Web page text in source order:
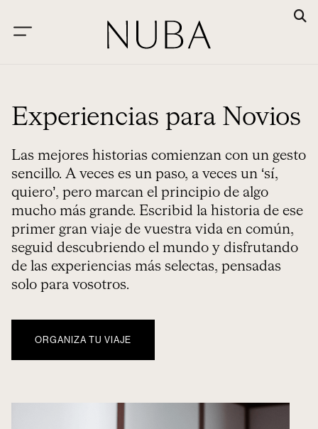
Experiencias para Novios
Las mejores historias comienzan con un gesto
sencillo. A veces es un paso, a veces un ‘sí,
quiero’, pero marcan el principio de algo
mucho más grande. Escribid la historia de ese
primer gran viaje de vuestra vida en común,
seguid descubriendo el mundo y disfrutando
de las experiencias más selectas, pensadas
solo para vosotros.
ORGANIZA TU VIAJE